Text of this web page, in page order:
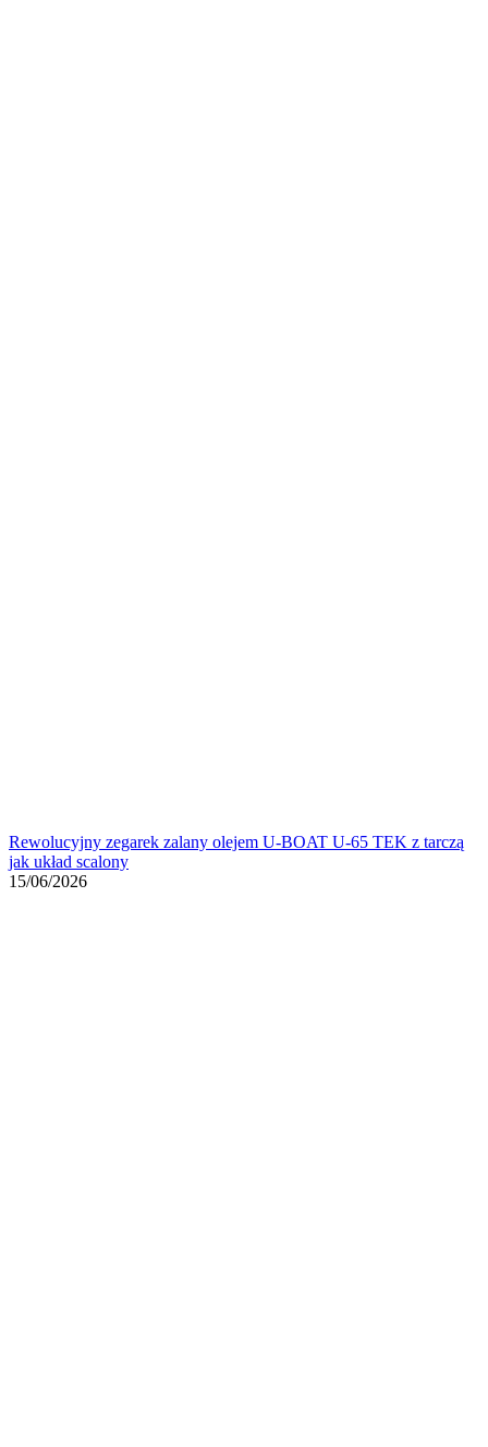
Rewolucyjny zegarek zalany olejem U-BOAT U-65 TEK z tarczą
jak układ scalony
15/06/2026